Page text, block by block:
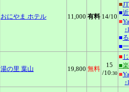
おにやま ホテル 11,000 有料 14/10
■
■
■
■
■
湯の里 葉山 19,800 無料
15
/10:30
■
■
■